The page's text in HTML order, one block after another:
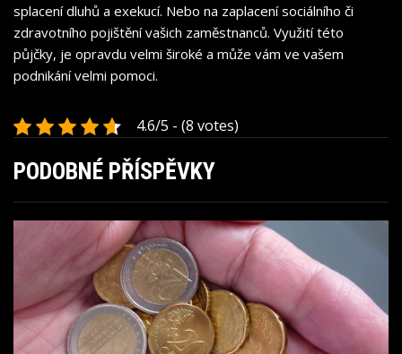
splacení dluhů a exekucí. Nebo na zaplacení sociálního či
zdravotního pojištění vašich zaměstnanců. Využití této
půjčky, je opravdu velmi široké a může vám ve vašem
podnikání velmi pomoci.
4.6/5 - (8 votes)
PODOBNÉ PŘÍSPĚVKY